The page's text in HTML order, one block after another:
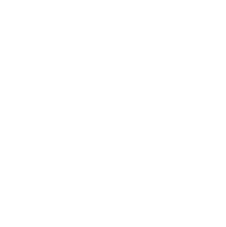
om terug te kijken op gerealiseerd werk en dat doen
met opdrachtgevers en initiatieven die